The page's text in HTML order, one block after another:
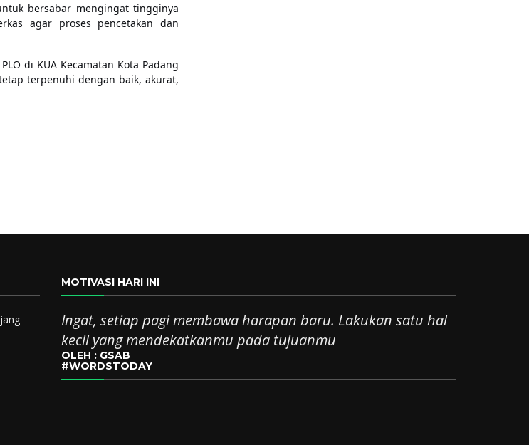
bersabar mengingat tingginya
agar proses pencetakan dan
di KUA Kecamatan Kota Padang
terpenuhi dengan baik, akurat,
MOTIVASI HARI INI
Ingat, setiap pagi membawa harapan baru. Lakukan satu hal
kecil yang mendekatkanmu pada tujuanmu
OLEH : GSAB
#WORDSTODAY